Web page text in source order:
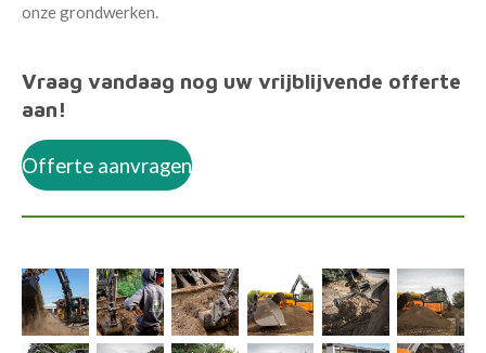
onze grondwerken.
Vraag vandaag nog uw vrijblijvende offerte
aan!
Offerte aanvragen